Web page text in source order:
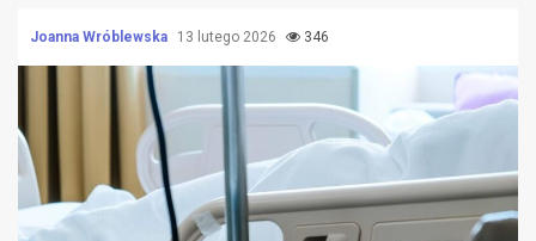
Joanna Wróblewska 13 lutego 2026 346